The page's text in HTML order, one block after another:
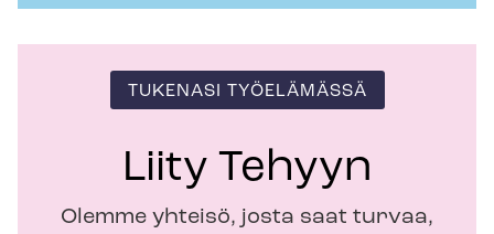
TUKENASI TYÖELÄMÄSSÄ
Liity Tehyyn
Olemme yhteisö, josta saat turvaa,